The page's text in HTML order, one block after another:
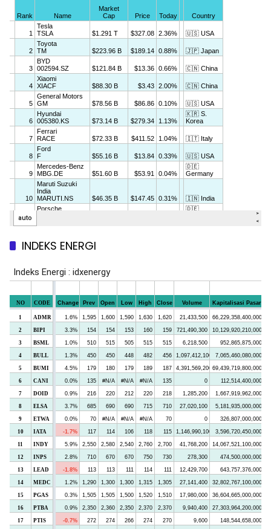
INDEKS ENERGI